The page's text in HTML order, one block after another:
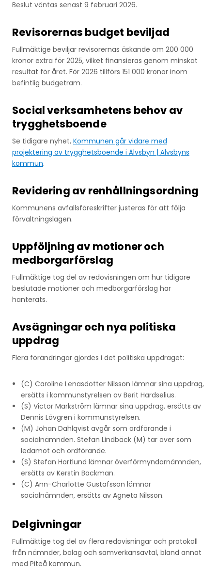
Beslut väntas senast 9 februari 2026.
Revisorernas budget beviljad
Fullmäktige beviljar revisorernas äskande om 200 000
kronor extra för 2025, vilket finansieras genom minskat
resultat för året. För 2026 tillförs 151 000 kronor inom
befintlig budgetram.
Social verksamhetens behov av
trygghetsboende
Se tidigare nyhet, Kommunen går vidare med
projektering av trygghetsboende i Älvsbyn | Älvsbyns
kommun.
Revidering av renhållningsordning
Kommunens avfallsföreskrifter justeras för att följa
förvaltningslagen.
Uppföljning av motioner och
medborgarförslag
Fullmäktige tog del av redovisningen om hur tidigare
beslutade motioner och medborgarförslag har
hanterats.
Avsägningar och nya politiska
uppdrag
Flera förändringar gjordes i det politiska uppdraget:
(C) Caroline Lenasdotter Nilsson lämnar sina uppdrag,
ersätts i kommunstyrelsen av Berit Hardselius.
(S) Victor Markström lämnar sina uppdrag, ersätts av
Dennis Lövgren i kommunstyrelsen.
(M) Johan Dahlqvist avgår som ordförande i
socialnämnden. Stefan Lindbäck (M) tar över som
ledamot och ordförande.
(S) Stefan Hortlund lämnar överförmyndarnämnden,
ersätts av Kerstin Backman.
(C) Ann-Charlotte Gustafsson lämnar
socialnämnden, ersätts av Agneta Nilsson.
Delgivningar
Fullmäktige tog del av flera redovisningar och protokoll
från nämnder, bolag och samverkansavtal, bland annat
med Piteå kommun.